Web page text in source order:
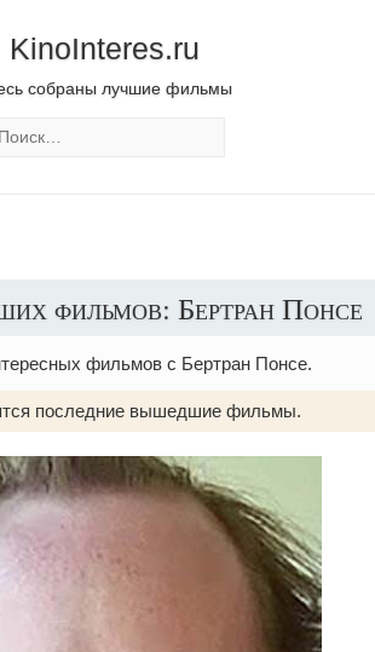
KinoInteres.ru
собраны лучшие фильмы
фильмов: Бертран Понсе
фильмов с Бертран Понсе.
последние вышедшие фильмы.